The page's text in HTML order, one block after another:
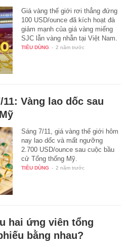
Giá vàng thế giới rơi thẳng đứng
100 USD/ounce đã kích hoạt đà
giảm mạnh của giá vàng miếng
SJC lẫn vàng nhẫn tại Việt Nam.
TIÊU DÙNG - 2 năm trước
Vàng lao dốc sau
Sáng 7/11, giá vàng thế giới hôm
nay lao dốc và mất ngưỡng
2.700 USD/ounce sau cuộc bầu
cử Tổng thống Mỹ.
TIÊU DÙNG - 2 năm trước
hai ứng viên tổng
bằng nhau?